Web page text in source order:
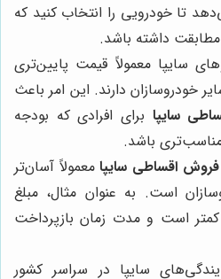
تا خودرویی را انتخاب کنید که
مطابقت داشته باشد.
سایپا معمولاً قیمت پایین‌تری
خودروسازان دارند. این امر باعث
سایپا برای افرادی که بودجه
باشد.
فروش اقساطی سایپامعمولاً آسان‌تر
است. به عنوان مثال، مبلغ
است و مدت زمان بازپرداخت
سایپا در سراسر کشور